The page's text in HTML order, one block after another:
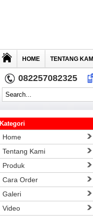
HOME TENTANG KAMI
082257082325
Kategori
Home
Tentang Kami
Produk
Cara Order
Galeri
Video